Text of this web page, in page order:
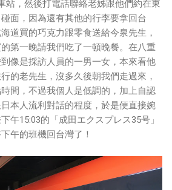
站，然後打電話聯絡老姊跟他們約在東
面，因為還有其他的行李要拿回台
道買的巧克力跟零食送給今泉先生，
第一晚請我們吃了一頓晚餐。在八重
像是採訪人員的一男一女，本來看他
的老先生，沒多久後朝我們走過來，
間，不過我個人是低調的，加上自認
本人流利對話的程度，於是便直接婉
午15:03的「成田エクスプレス35号」
午的班機回台灣了！